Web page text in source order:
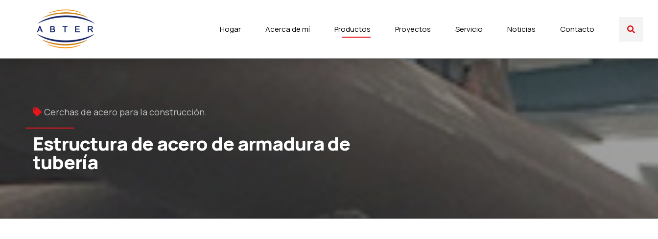
Hogar Acerca de mí Productos Proyectos Servicio Noticias Contacto
Cerchas de acero para la construcción.
Estructura de acero de armadura de
tubería